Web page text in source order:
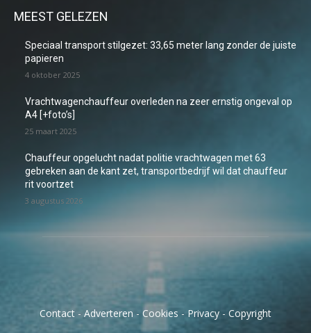
MEEST GELEZEN
Speciaal transport stilgezet: 33,65 meter lang zonder de juiste
papieren
4 oktober 2025
Vrachtwagenchauffeur overleden na zeer ernstig ongeval op
A4 [+foto’s]
25 maart 2025
Chauffeur opgelucht nadat politie vrachtwagen met 63
gebreken aan de kant zet, transportbedrijf wil dat chauffeur
rit voortzet
3 augustus 2026
Contact - Adverteren - Cookies - Privacy - Copyright